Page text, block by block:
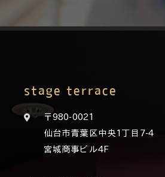
stage terrace
〒980-0021
仙台市青葉区中央1丁目7-4
宮城商事ビル4F